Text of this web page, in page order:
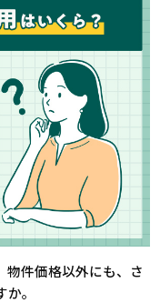
物件価格以外にも、さ
。